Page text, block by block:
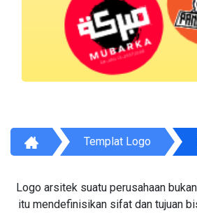
Templat Logo
Logo arsitek suatu perusahaan
itu mendefinisikan sifat dan tujuan